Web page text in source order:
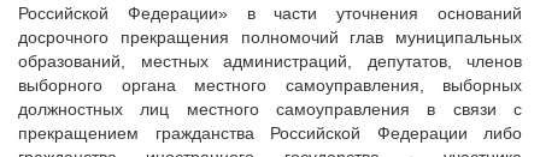
Российской Федерации» в части уточнения оснований
досрочного прекращения полномочий глав муниципальных
образований, местных администраций, депутатов, членов
выборного органа местного самоуправления, выборных
должностных лиц местного самоуправления в связи с
прекращением гражданства Российской Федерации либо